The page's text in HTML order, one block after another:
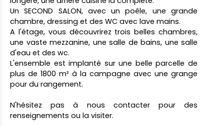
Un SECOND SALON, avec un poêle, une grande
chambre, dressing et des WC avec lave mains.
A l'étage, vous découvrirez trois belles chambres,
une vaste mezzanine, une salle de bains, une salle
d'eau et des wc.
L'ensemble est implanté sur une belle parcelle de
plus de 1800 m² à la campagne avec une grange
pour du rangement.
N'hésitez pas à nous contacter pour des
renseignements ou la visiter.